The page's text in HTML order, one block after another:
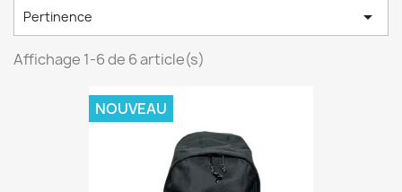
Pertinence 
Affichage 1-6 de 6 article(s)
NOUVEAU